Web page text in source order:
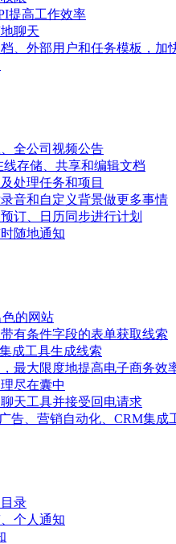
提高工作效率
聊天
、外部用户和任务模板，加
全公司视频公告
存储、共享和编辑文档
处理任务和项目
音和自定义背景做更多事情
订、日历同步进行计划
随地通知
的网站
有条件字段的表单获取线索
成工具生成线索
最大限度地提高电子商务效
尽在囊中
天工具并接受回电请求
告、营销自动化、CRM集成
录
个人通知